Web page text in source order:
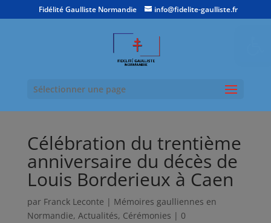
Fidélité Gaulliste Normandie info@fidelite-gaulliste.fr
Sélectionner une page
Célébration du trentième
anniversaire du décès de
Louis Borderieux à Caen
par Franck Leconte | Mémoires gaulliennes en
Normandie, Actualités, Cérémonies | 0